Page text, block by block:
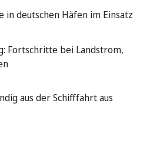
in deutschen Häfen im Einsatz
Fortschritte bei Landstrom,
aus der Schifffahrt aus